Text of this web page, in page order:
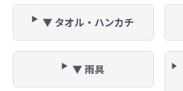
▼ タオル・ハンカチ
▼ 雨具